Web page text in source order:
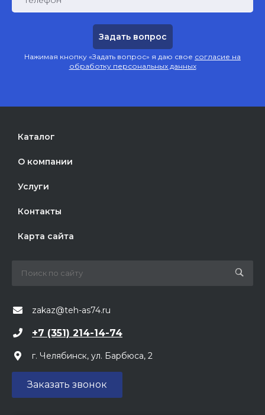
Нажимая кнопку «Задать вопрос» я даю свое согласие на
обработку персональных данных
Каталог
О компании
Услуги
Контакты
Карта сайта
zakaz@teh-as74.ru
+7 (351) 214-14-74
г. Челябинск, ул. Барбюса, 2
Заказать звонок